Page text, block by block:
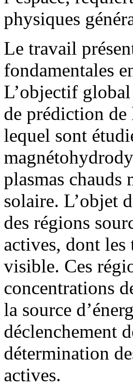
physiques
Le travail
fondamentales
L’objectif
de prédiction de
lequel sont
plasmas chauds
solaire. L’objet
des régions
actives, dont les
visible. Ces
concentrations
la source
déclenchement
détermination
actives.